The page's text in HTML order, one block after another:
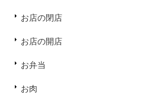
お店の閉店
お店の開店
お弁当
お肉